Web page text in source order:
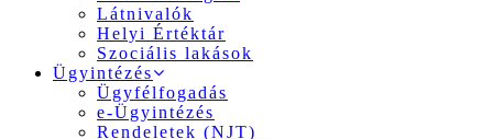
Látnivalók
Helyi Értéktár
Szociális lakások
Ügyintézés
Ügyfélfogadás
e-Ügyintézés
Rendeletek (NJT)